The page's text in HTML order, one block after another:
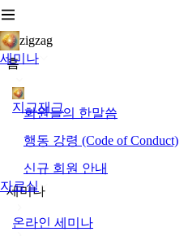
zigzag
세미나
자료실
홈
지그재그
회원들의 한말씀
행동 강령 (Code of Conduct)
신규 회원 안내
세미나
온라인 세미나